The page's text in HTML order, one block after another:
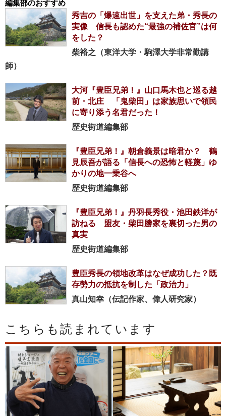
編集部のおすすめ
秀吉の「爆速出世」を支えた弟・秀長の
実像 信長も認めた“最強の補佐官”は何
をした？
柴裕之（東洋大学・駒澤大学非常勤講
師）
大河『豊臣兄弟！』山口馬木也と巡る越
前・北庄 「鬼柴田」は家族思いで領民
に寄り添う名君だった！
歴史街道編集部
『豊臣兄弟！』朝倉義景は暗君か？ 鶴
見辰吾が語る「信長への恐怖と軽蔑」ゆ
かりの地一乗谷へ
歴史街道編集部
『豊臣兄弟！』丹羽長秀役・池田鉄洋が
訪ねる 盟友・柴田勝家を裏切った男の
真実
歴史街道編集部
豊臣秀長の領地改革はなぜ成功した？既
存勢力の抵抗を制した「政治力」
真山知幸（伝記作家、偉人研究家）
こちらも読まれています